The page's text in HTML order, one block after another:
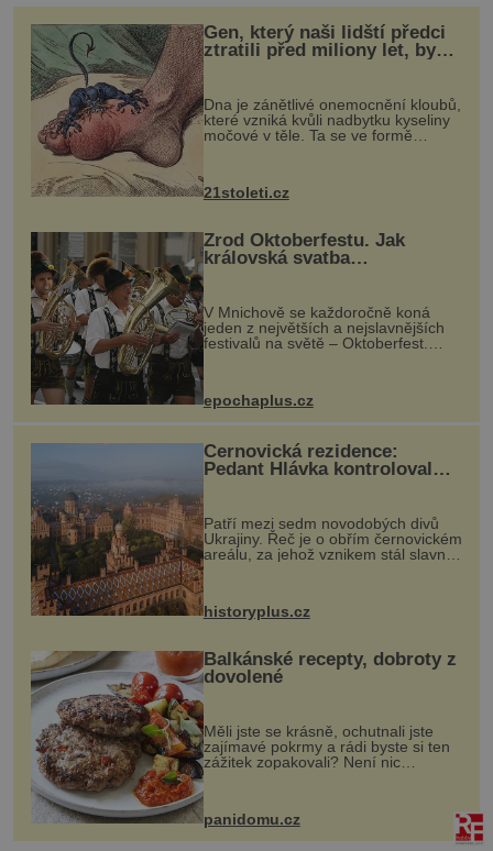
Gen, který naši lidští předci
ztratili před miliony let, by
mohl pomoci s léčbou
„nemoci králů“
Dna je zánětlivé onemocnění kloubů,
které vzniká kvůli nadbytku kyseliny
močové v těle. Ta se ve formě
nohou, a způsobuje bole...
21stoleti.cz
Zrod Oktoberfestu. Jak
královská svatba
odstartovala největší pivní
festival světa
V Mnichově se každoročně koná
jeden z největších a nejslavnějších
festivalů na světě – Oktoberfest.
návštěvníků, kteří si vychutnávají
kultur...
epochaplus.cz
Černovická rezidence:
Pedant Hlávka kontroloval
Patří mezi sedm novodobých divů
Ukrajiny. Řeč je o obřím černovickém
areálu, za jehož vznikem stál slavný
český architekt Josef Hlávka. Ten si
na něm dal mimořádně záležet. Jeho
historyplus.cz
Balkánské recepty, dobroty z
dovolené
Měli jste se krásně, ochutnali jste
zajímavé pokrmy a rádi byste si ten
zážitek zopakovali? Není nic
snazšího. Pljeskavica (10 porcí)
Možná jste ji ochutnali na dovolené v
panidomu.cz